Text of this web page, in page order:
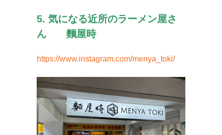
5. 気になる近所のラーメン屋さ
ん 麵屋時
https://www.instagram.com/menya_toki/